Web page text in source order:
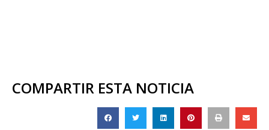
COMPARTIR ESTA NOTICIA